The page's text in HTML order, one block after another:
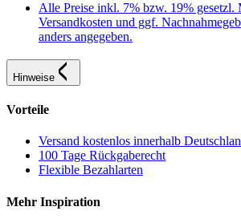
Alle Preise inkl. 7% bzw. 19% gesetzl.
Versandkosten und ggf.
anders angegeben.
Hinweise
Vorteile
Versand kostenlos innerhalb
100 Tage Rückgaberecht
Flexible Bezahlarten
Mehr Inspiration